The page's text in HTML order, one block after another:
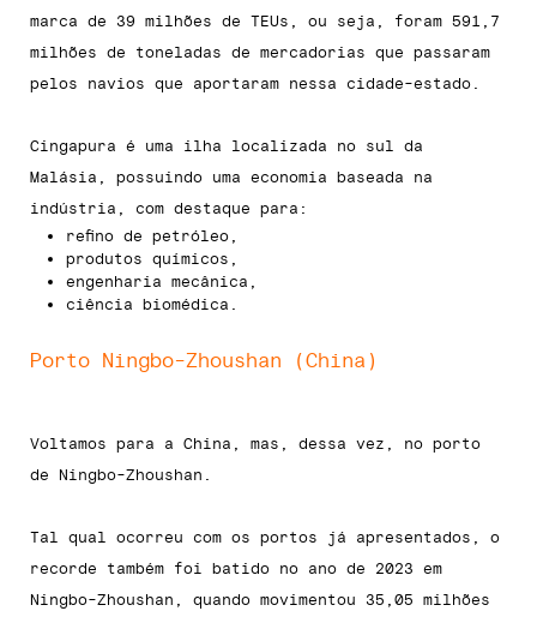
marca de 39 milhões de TEUs, ou seja, foram 591,7
milhões de toneladas de mercadorias que passaram
pelos navios que aportaram nessa cidade-estado.
Cingapura é uma ilha localizada no sul da
Malásia, possuindo uma economia baseada na
indústria, com destaque para:
refino de petróleo,
produtos químicos,
engenharia mecânica,
ciência biomédica.
Porto Ningbo-Zhoushan (China)
Voltamos para a China, mas, dessa vez, no porto
de Ningbo-Zhoushan.
Tal qual ocorreu com os portos já apresentados, o
recorde também foi batido no ano de 2023 em
Ningbo-Zhoushan, quando movimentou 35,05 milhões